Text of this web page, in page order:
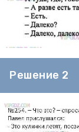
Решение 2